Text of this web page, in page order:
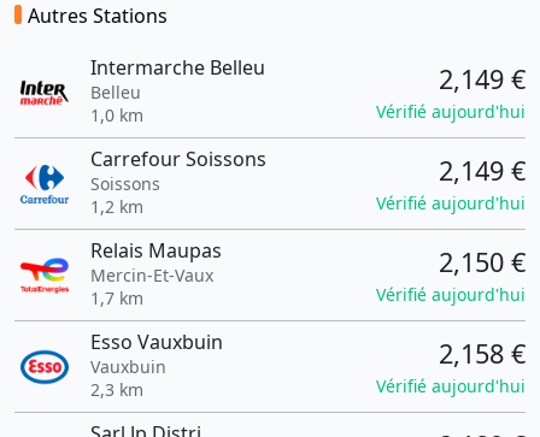
Autres Stations
Intermarche Belleu
Belleu
1,0 km
2,149 €
Vérifié aujourd'hui
Carrefour Soissons
Soissons
1,2 km
2,149 €
Vérifié aujourd'hui
Relais Maupas
Mercin-Et-Vaux
1,7 km
2,150 €
Vérifié aujourd'hui
Esso Vauxbuin
Vauxbuin
2,3 km
2,158 €
Vérifié aujourd'hui